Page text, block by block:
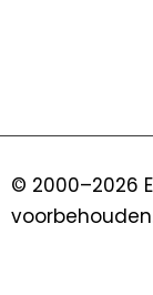
© 2000–2026